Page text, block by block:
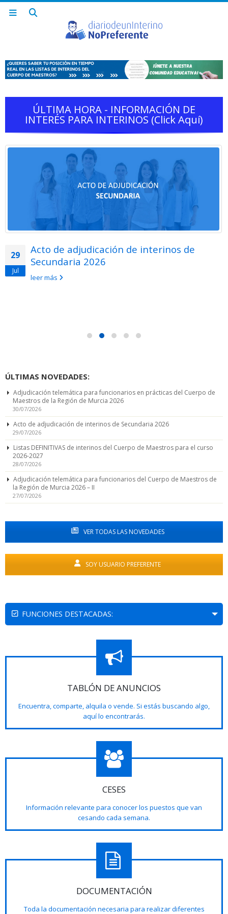
ÚLTIMA HORA - INFORMACIÓN DE
INTERÉS PARA INTERINOS (click Aquí)
29
Jul
Acto de adjudicación de interinos de
Secundaria 2026
leer más
ÚLTIMAS NOVEDADES:
Adjudicación telemática para funcionarios en prácticas del Cuerpo de
Maestros de la Región de Murcia 2026
30/07/2026
Acto de adjudicación de interinos de Secundaria 2026
29/07/2026
Listas DEFINITIVAS de interinos del Cuerpo de Maestros para el curso
2026-2027
28/07/2026
Adjudicación telemática para funcionarios del Cuerpo de Maestros de
la Región de Murcia 2026 – II
27/07/2026
VER TODAS LAS NOVEDADES
SOY USUARIO PREFERENTE
FUNCIONES DESTACADAS:
TABLÓN DE ANUNCIOS
Encuentra, comparte, alquila o vende. Si estás buscando algo,
aquí lo encontrarás.
CESES
Información relevante para conocer los puestos que van
cesando cada semana.
DOCUMENTACIÓN
Toda la documentación necesaria para realizar diferentes